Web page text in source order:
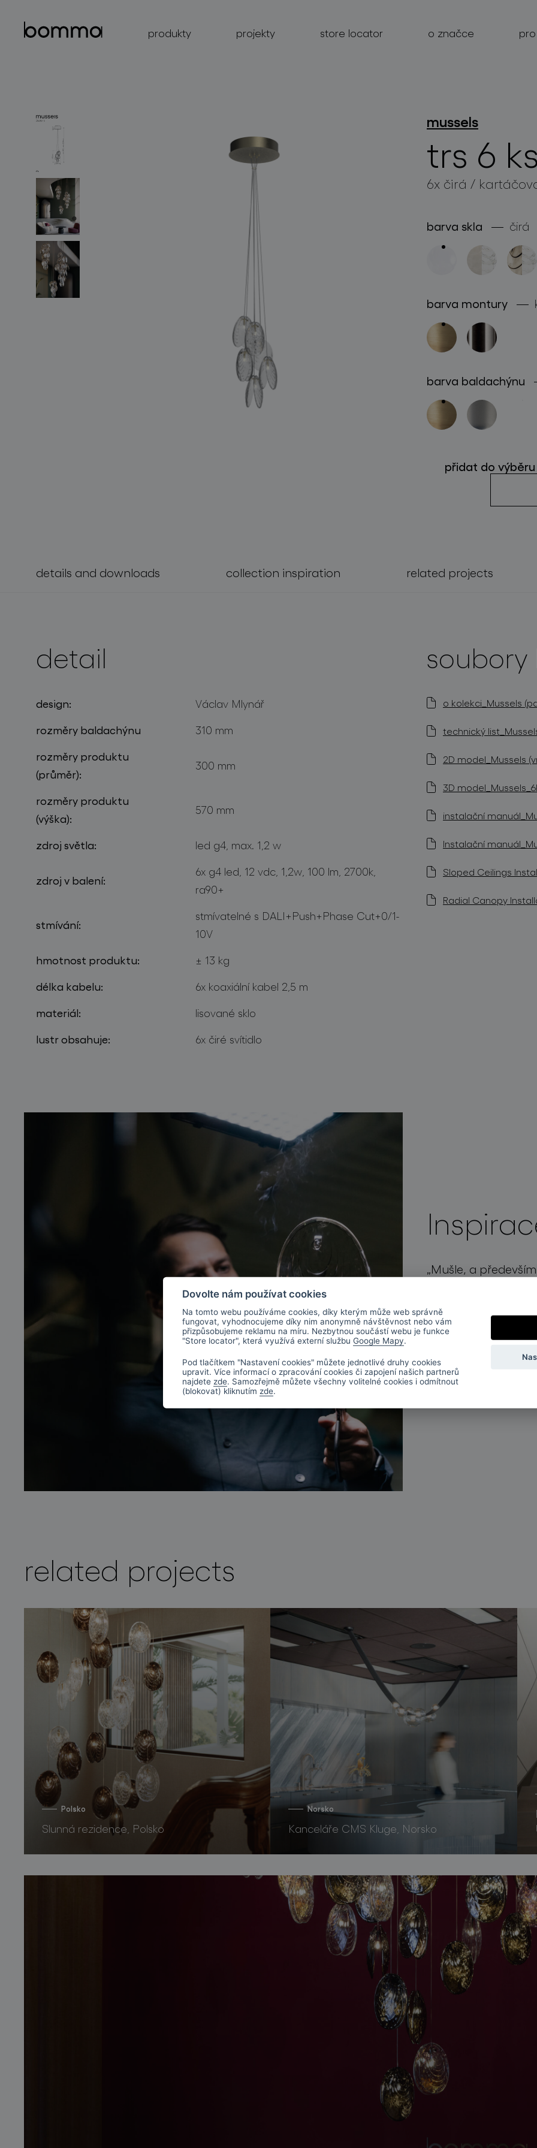
produkty projekty store locator o značce
kolekce svítidel
projekty
produkty
projekty
mussels
trs 6 ks
6x čirá /
barva skla čirá
barva montury
barva baldachýnu
přidat do výběru
details and downloads collection inspiration related projects
detail
design: Václav Mlynář
rozměry baldachýnu 310 mm
rozměry produktu
(průměr):
300 mm
rozměry produktu
(výška):
570 mm
zdroj světla: led g4, max. 1,2 w
zdroj v balení:
6x g4 led, 12 vdc, 1,2w, 100 lm, 2700k,
ra90+
stmívání:
stmívatelné s DALI+Push+Phase Cut+0/1-
10V
hmotnost produktu: ± 13 kg
délka kabelu: 6x koaxiální kabel 2,5 m
materiál: lisované sklo
lustr obsahuje: 6x čiré svítidlo
soubory
o kolekci_Mussels
technický
2D model_Mussels
3D
instalační
Instalační
Sloped Ceilings
Radial Canopy
„Mušle, a
tvarem.
zajímavé
organičnosti a
designér kolekce a
related projects
Polsko
Slunná rezidence, Polsko
Norsko
Kanceláře CMS Kluge, Norsko
Dovolte nám používat cookies
Na tomto webu používáme cookies, díky kterým může web správně
fungovat, vyhodnocujeme díky nim anonymně návštěvnost nebo vám
přizpůsobujeme reklamu na míru. Nezbytnou součástí webu je funkce
"Store locator", která využívá externí službu Google Mapy.
Pod tlačítkem "Nastavení cookies" můžete jednotlivé druhy cookies
upravit. Více informací o zpracování cookies či zapojení našich partnerů
najdete zde. Samozřejmě můžete všechny volitelné cookies i odmítnout
(blokovat) kliknutím zde.